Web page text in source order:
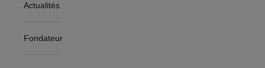
Actualités
Fondateur